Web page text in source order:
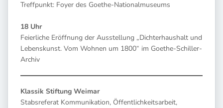
Treffpunkt: Foyer des Goethe-Nationalmuseums
18 Uhr
Feierliche Eröffnung der Ausstellung „Dichterhaushalt und
Lebenskunst. Vom Wohnen um 1800“ im Goethe-Schiller-
Archiv
Klassik Stiftung Weimar
Stabsreferat Kommunikation, Öffentlichkeitsarbeit,